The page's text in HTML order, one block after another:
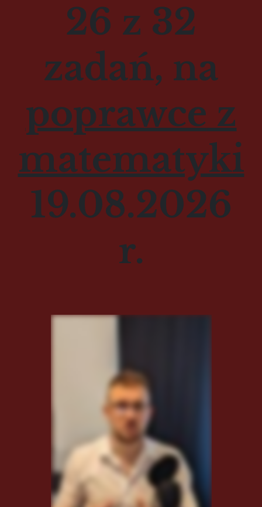
26 z 32
zadań, na
poprawce z
matematyki
19.08.2026
r.